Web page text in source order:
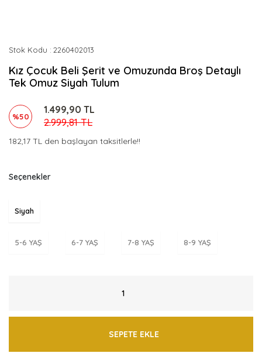
Stok Kodu 2260402013
Kız Çocuk Beli Şerit ve Omuzunda Broş Detaylı
Tek Omuz Siyah Tulum
%50
1.499,90 TL
2.999,81 TL
182,17 TL den başlayan taksitlerle!!
Seçenekler
Siyah
5-6 YAŞ 6-7 YAŞ 7-8 YAŞ 8-9 YAŞ
SEPETE EKLE